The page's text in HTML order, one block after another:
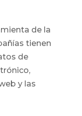
de la
tienen
de
y las